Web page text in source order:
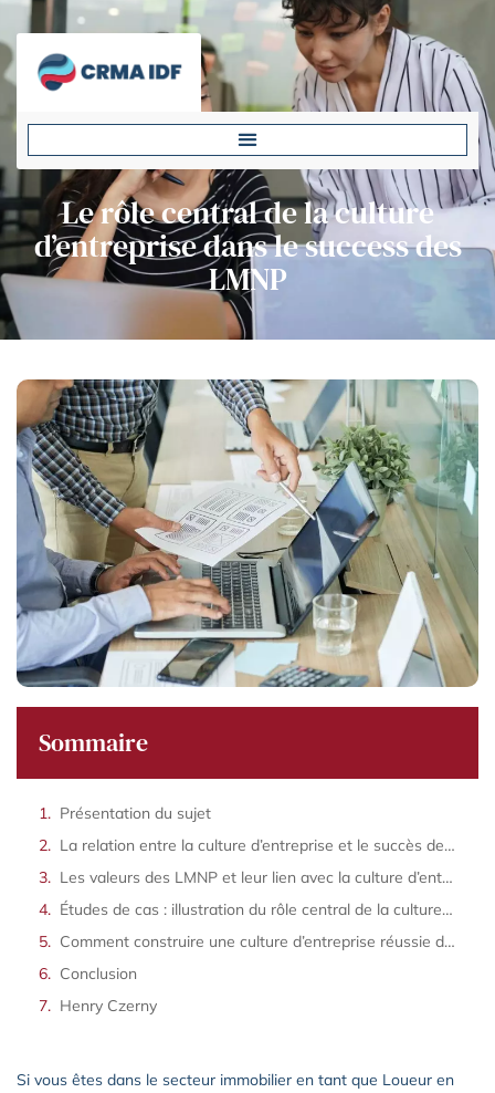
Le rôle central de la culture
d’entreprise dans le success des
LMNP
Sommaire
Présentation du sujet
La relation entre la culture d’entreprise et le succès des LMNP
Les valeurs des LMNP et leur lien avec la culture d’entreprise
Études de cas : illustration du rôle central de la culture d’entreprise dans le succès des LMNP
Comment construire une culture d’entreprise réussie dans les LMNP ?
Conclusion
Henry Czerny
Si vous êtes dans le secteur immobilier en tant que Loueur en